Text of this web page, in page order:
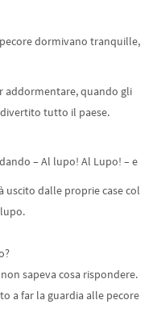
dormivano tranquille,
addormentare, quando gli
tutto il paese.
– Al lupo! Al Lupo! – e
uscito dalle proprie case col
sapeva cosa rispondere.
a far la guardia alle pecore